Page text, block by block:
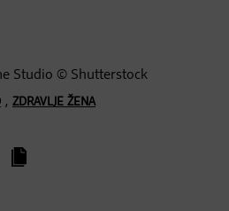
Studio © Shutterstock
, ZDRAVLJE ŽENA